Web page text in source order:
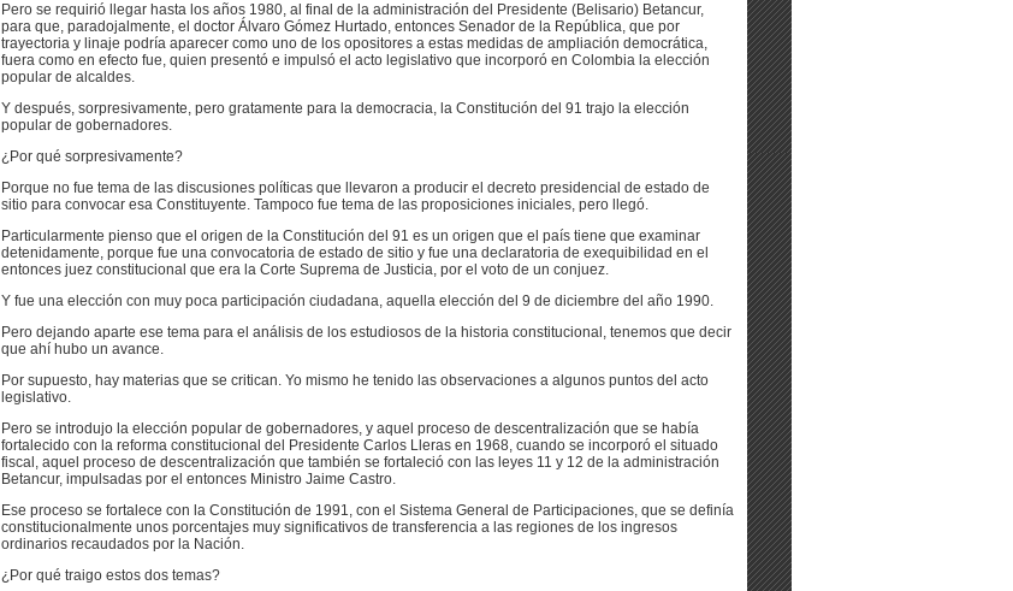
Pero se requirió llegar hasta los años 1980, al final de la administración del Presidente (Belisario) Betancur,
para que, paradojalmente, el doctor Álvaro Gómez Hurtado, entonces Senador de la República, que por
trayectoria y linaje podría aparecer como uno de los opositores a estas medidas de ampliación democrática,
fuera como en efecto fue, quien presentó e impulsó el acto legislativo que incorporó en Colombia la elección
popular de alcaldes.
Y después, sorpresivamente, pero gratamente para la democracia, la Constitución del 91 trajo la elección
popular de gobernadores.
¿Por qué sorpresivamente?
Porque no fue tema de las discusiones políticas que llevaron a producir el decreto presidencial de estado de
sitio para convocar esa Constituyente. Tampoco fue tema de las proposiciones iniciales, pero llegó.
Particularmente pienso que el origen de la Constitución del 91 es un origen que el país tiene que examinar
detenidamente, porque fue una convocatoria de estado de sitio y fue una declaratoria de exequibilidad en el
entonces juez constitucional que era la Corte Suprema de Justicia, por el voto de un conjuez.
Y fue una elección con muy poca participación ciudadana, aquella elección del 9 de diciembre del año 1990.
Pero dejando aparte ese tema para el análisis de los estudiosos de la historia constitucional, tenemos que decir
que ahí hubo un avance.
Por supuesto, hay materias que se critican. Yo mismo he tenido las observaciones a algunos puntos del acto
legislativo.
Pero se introdujo la elección popular de gobernadores, y aquel proceso de descentralización que se había
fortalecido con la reforma constitucional del Presidente Carlos Lleras en 1968, cuando se incorporó el situado
fiscal, aquel proceso de descentralización que también se fortaleció con las leyes 11 y 12 de la administración
Betancur, impulsadas por el entonces Ministro Jaime Castro.
Ese proceso se fortalece con la Constitución de 1991, con el Sistema General de Participaciones, que se definía
constitucionalmente unos porcentajes muy significativos de transferencia a las regiones de los ingresos
ordinarios recaudados por la Nación.
¿Por qué traigo estos dos temas?